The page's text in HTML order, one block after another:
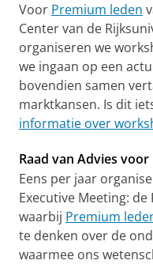
Voor Premium leden
Center van de
organiseren we
we ingaan op een
bovendien samen
marktkansen. Is dit
informatie over
Raad van Advies
Eens per jaar
Executive Meeting:
waarbij Premium
te denken over de
waarmee ons